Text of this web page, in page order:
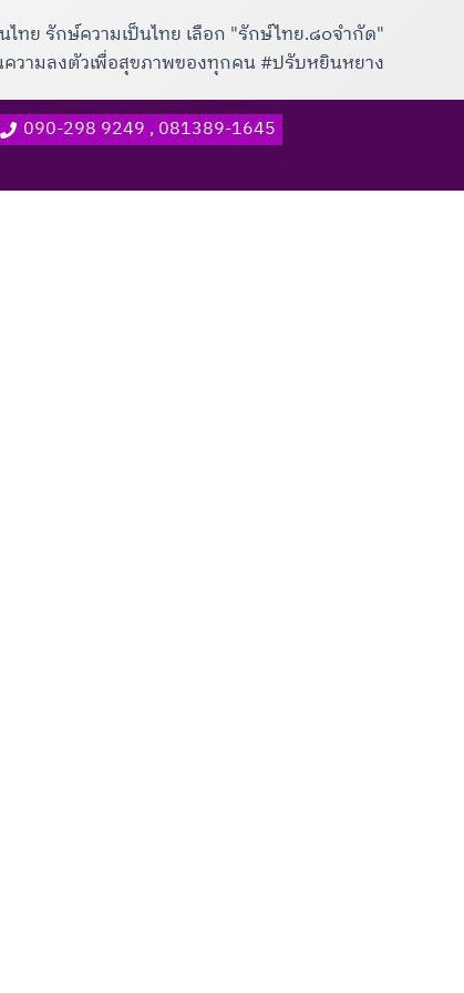
ไทย รักษ์ความเป็นไทย เลือก "รักษ์ไทย.๘๐จำกัด"
ความลงตัวเพื่อสุขภาพของทุกคน #ปรับหยินหยาง
090-298 9249 , 081389-1645